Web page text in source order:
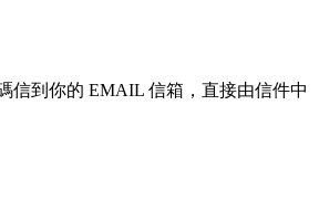
信到你的 EMAIL 信箱，直接由信件中